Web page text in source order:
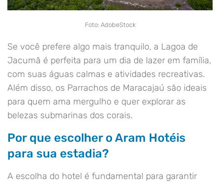
Foto: AdobeStock
Se você prefere algo mais tranquilo, a Lagoa de
Jacumã é perfeita para um dia de lazer em família,
com suas águas calmas e atividades recreativas.
Além disso, os Parrachos de Maracajaú são ideais
para quem ama mergulho e quer explorar as
belezas submarinas dos corais.
Por que escolher o Aram Hotéis
para sua estadia?
A escolha do hotel é fundamental para garantir